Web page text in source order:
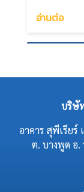
อ่านต่อ
บริษั
อาคาร สุพีเรีย
ต. บางพูด อ.